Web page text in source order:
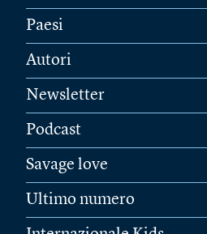
Paesi
Autori
Newsletter
Podcast
Savage love
Ultimo numero